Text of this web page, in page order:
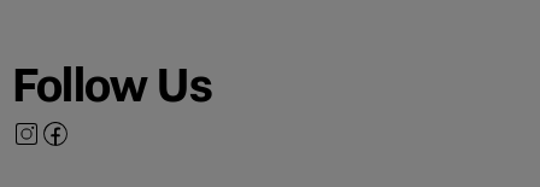
Follow Us